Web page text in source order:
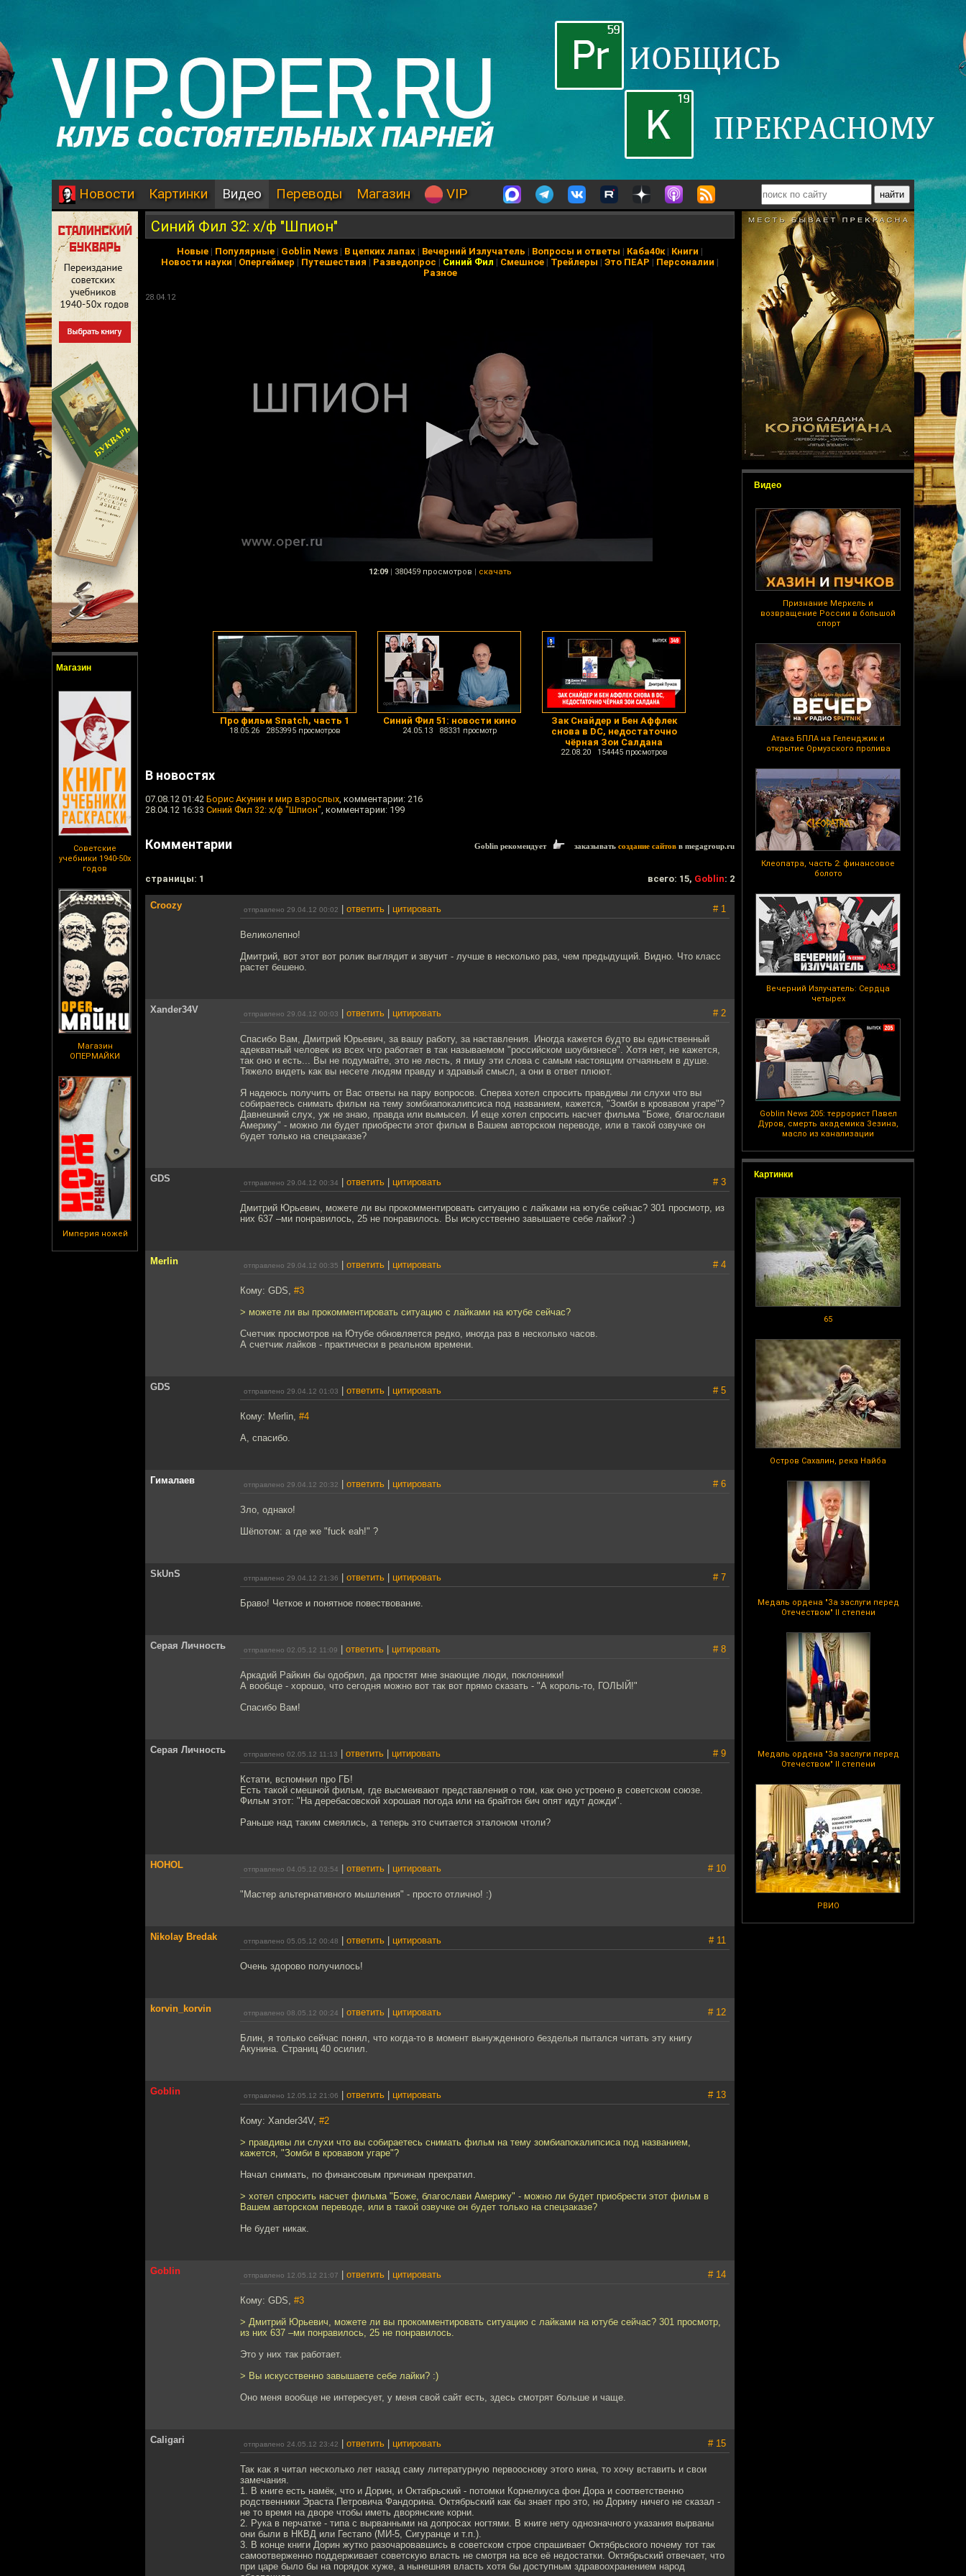
Новости Картинки Видео Переводы Магазин VIP
Магазин
Советские
учебники 1940-50х
годов
Магазин
ОПЕРМАЙКИ
Империя ножей
Видео
Признание Меркель и
возвращение России в большой
спорт
Атака БПЛА на Геленджик и
открытие Ормузского пролива
Клеопатра, часть 2: финансовое
болото
Вечерний Излучатель: Сердца
четырех
Goblin News 205: террорист Павел
Дуров, смерть академика Зезина,
масло из канализации
Картинки
65
Остров Сахалин, река Найба
Медаль ордена "За заслуги перед
Отечеством" II степени
Медаль ордена "За заслуги перед
Отечеством" II степени
РВИО
Синий Фил 32: х/ф "Шпион"
Новые | Популярные | Goblin News | В цепких лапах | Вечерний Излучатель | Вопросы и ответы | Каба40к| Книги |
Новости науки | Опергеймер | Путешествия | Разведопрос | Синий Фил | Смешное | Трейлеры | Это ПЕАР | Персоналии |
Разное
28.04.12
12:09 | 380459 просмотров | скачать
Про фильм Snatch, часть 1
18.05.26 2853995 просмотров
Синий Фил 51: новости кино
24.05.13 88331 просмотр
Зак Снайдер и Бен Аффлек
снова в DC, недостаточно
чёрная Зои Салдана
22.08.20 154445 просмотров
В новостях
07.08.12 01:42 Борис Акунин и мир взрослых, комментарии: 216
28.04.12 16:33 Синий Фил 32: х/ф "Шпион", комментарии: 199
Комментарии Goblin рекомендует заказывать создание сайтов в megagroup.ru
cтраницы: 1 всего: 15, Goblin: 2
Croozy отправлено 29.04.12 00:02 ответить цитировать # 1
Великолепно!
Дмитрий, вот этот вот ролик выглядит и звучит - лучше в несколько раз, чем предыдущий. Видно. Что класс
растет бешено.
Xander34V отправлено 29.04.12 00:03 ответить цитировать # 2
Спасибо Вам, Дмитрий Юрьевич, за вашу работу, за наставления. Иногда кажется будто вы единственный
адекватный человек из всех что работает в так называемом "российском шоубизнесе". Хотя нет, не кажется,
так оно и есть... Вы не подумайте, это не лесть, я пишу эти слова с самым настоящим отчаяньем в душе.
Тяжело видеть как вы несете людям правду и здравый смысл, а они в ответ плюют.
Я надеюсь получить от Вас ответы на пару вопросов. Сперва хотел спросить правдивы ли слухи что вы
собираетесь снимать фильм на тему зомбиапокалипсиса под названием, кажется, "Зомби в кровавом угаре"?
Давнешний слух, уж не знаю, правда или вымысел. И еще хотел спросить насчет фильма "Боже, благослави
Америку" - можно ли будет приобрести этот фильм в Вашем авторском переводе, или в такой озвучке он
будет только на спецзаказе?
GDS отправлено 29.04.12 00:34 ответить цитировать # 3
Дмитрий Юрьевич, можете ли вы прокомментировать ситуацию с лайками на ютубе сейчас? 301 просмотр, из
них 637 –ми понравилось, 25 не понравилось. Вы искусственно завышаете себе лайки? :)
Merlin отправлено 29.04.12 00:35 ответить цитировать # 4
Кому: GDS, #3
> можете ли вы прокомментировать ситуацию с лайками на ютубе сейчас?
Счетчик просмотров на Ютубе обновляется редко, иногда раз в несколько часов.
А счетчик лайков - практически в реальном времени.
GDS отправлено 29.04.12 01:03 ответить цитировать # 5
Кому: Merlin, #4
А, спасибо.
Гималаев отправлено 29.04.12 20:32 ответить цитировать # 6
Зло, однако!
Шёпотом: а где же "fuck eah!" ?
SkUnS отправлено 29.04.12 21:36 ответить цитировать # 7
Браво! Четкое и понятное повествование.
Серая Личность отправлено 02.05.12 11:09 ответить цитировать # 8
Аркадий Райкин бы одобрил, да простят мне знающие люди, поклонники!
А вообще - хорошо, что сегодня можно вот так вот прямо сказать - "А король-то, ГОЛЫЙ!"
Спасибо Вам!
Серая Личность отправлено 02.05.12 11:13 ответить цитировать # 9
Кстати, вспомнил про ГБ!
Есть такой смешной фильм, где высмеивают представления о том, как оно устроено в советском союзе.
Фильм этот: "На деребасовской хорошая погода или на брайтон бич опят идут дожди".
Раньше над таким смеялись, а теперь это считается эталоном чтоли?
HOHOL отправлено 04.05.12 03:54 ответить цитировать # 10
"Мастер альтернативного мышления" - просто отлично! :)
Nikolay Bredak отправлено 05.05.12 00:48 ответить цитировать # 11
Очень здорово получилось!
korvin_korvin отправлено 08.05.12 00:24 ответить цитировать # 12
Блин, я только сейчас понял, что когда-то в момент вынужденного безделья пытался читать эту книгу
Акунина. Страниц 40 осилил.
Goblin отправлено 12.05.12 21:06 ответить цитировать # 13
Кому: Xander34V, #2
> правдивы ли слухи что вы собираетесь снимать фильм на тему зомбиапокалипсиса под названием,
кажется, "Зомби в кровавом угаре"?
Начал снимать, по финансовым причинам прекратил.
> хотел спросить насчет фильма "Боже, благослави Америку" - можно ли будет приобрести этот фильм в
Вашем авторском переводе, или в такой озвучке он будет только на спецзаказе?
Не будет никак.
Goblin отправлено 12.05.12 21:07 ответить цитировать # 14
Кому: GDS, #3
> Дмитрий Юрьевич, можете ли вы прокомментировать ситуацию с лайками на ютубе сейчас? 301 просмотр,
из них 637 –ми понравилось, 25 не понравилось.
Это у них так работает.
> Вы искусственно завышаете себе лайки? :)
Оно меня вообще не интересует, у меня свой сайт есть, здесь смотрят больше и чаще.
Caligari отправлено 24.05.12 23:42 ответить цитировать # 15
Так как я читал несколько лет назад саму литературную первооснову этого кина, то хочу вставить и свои
замечания.
1. В книге есть намёк, что и Дорин, и Октабрьский - потомки Корнелиуса фон Дора и соответственно
родственники Эраста Петровича Фандорина. Октябрьский как бы знает про это, но Дорину ничего не сказал -
не то время на дворе чтобы иметь дворянские корни.
2. Рука в перчатке - типа с вырванными на допросах ногтями. В книге нету однозначного указания вырваны
они были в НКВД или Гестапо (МИ-5, Сигуранце и т.п.).
3. В конце книги Дорин жутко разочаровавшись в советском строе спрашивает Октябрьского почему тот так
самоотверженно поддерживает советскую власть не смотря на все её недостатки. Октябрьский отвечает, что
при царе было бы на порядок хуже, а нынешняя власть хотя бы доступным здравоохранением народ